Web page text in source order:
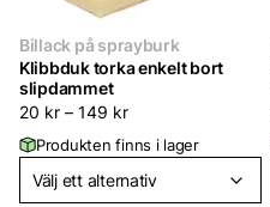
Billack på sprayburk
Klibbduk torka enkelt bort
slipdammet
20 kr – 149 kr
Produkten finns i lager